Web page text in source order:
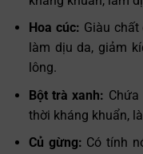
Hoa cúc: Giàu
làm dịu da, giảm
lông.
Bột trà xanh: Chứa
thời kháng khuẩn,
Củ gừng: Có tính